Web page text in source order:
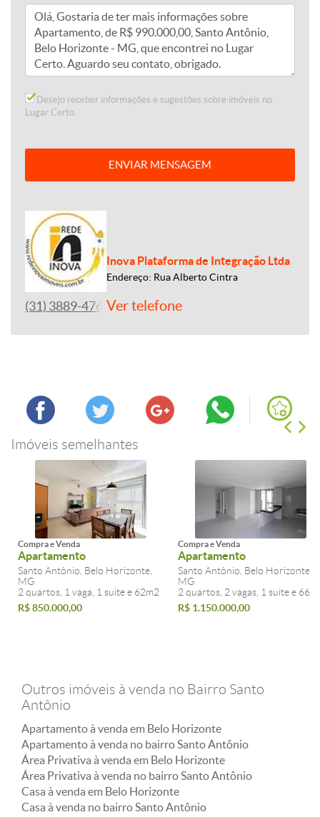
Desejo receber informações e sugestões sobre imóveis no
Lugar Certo.
ENVIAR MENSAGEM
Inova Plataforma de Integração Ltda
Endereço: Rua Alberto Cintra
(31) 3889-4765Ver telefone
Imóveis semelhantes
Compra e Venda
Apartamento
Santo Antônio, Belo Horizonte,
MG
2 quartos, 1 vaga, 1 suite e 62m2
R$ 850.000,00
Compra e Venda
Apartamento
Santo Antônio, Belo Horizonte,
MG
2 quartos, 2 vagas, 1 suite e
R$ 1.150.000,00
Outros imóveis à venda no Bairro Santo
Antônio
Apartamento à venda em Belo Horizonte
Apartamento à venda no bairro Santo Antônio
Área Privativa à venda em Belo Horizonte
Área Privativa à venda no bairro Santo Antônio
Casa à venda em Belo Horizonte
Casa à venda no bairro Santo Antônio